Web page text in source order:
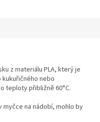
z materiálu PLA, který je
nebo
teploty přibližně 60°C.
myčce na nádobí, mohlo by